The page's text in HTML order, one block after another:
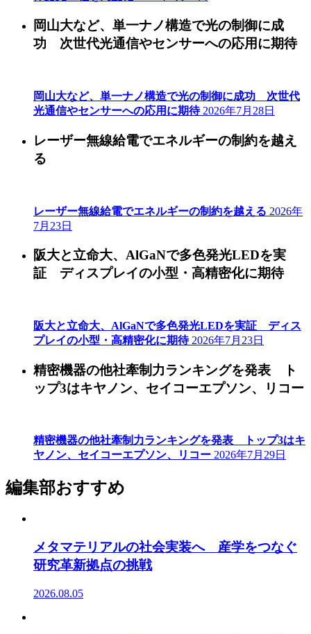
岡山大など、単一ナノ構造で光の制御に成
功 次世代光通信やセンサーへの応用に期待
岡山大など、単一ナノ構造で光の制御に成功 次世代
光通信やセンサーへの応用に期待 2026年7月28日
レーザー無線給電でエネルギーの制約を越え
る
レーザー無線給電でエネルギーの制約を越える 2026年
7月23日
阪大と立命大、AlGaNで多色発光LEDを実
証 ディスプレイの小型・高精密化に期待
阪大と立命大、AlGaNで多色発光LEDを実証 ディス
プレイの小型・高精密化に期待 2026年7月23日
精密機器の他社牽制力ランキングを発表 ト
ップ3はキヤノン、セイコーエプソン、リコー
精密機器の他社牽制力ランキングを発表 トップ3はキ
ヤノン、セイコーエプソン、リコー 2026年7月29日
編集部おすすめ
メタマテリアルの社会実装へ 産学をつなぐ
研究革新拠点の挑戦
2026.08.05